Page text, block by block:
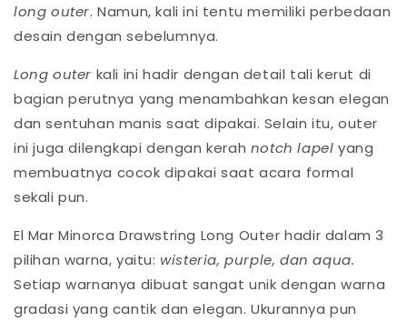
long outer. Namun, kali ini tentu memiliki perbedaan
desain dengan sebelumnya.
Long outer kali ini hadir dengan detail tali kerut di
bagian perutnya yang menambahkan kesan elegan
dan sentuhan manis saat dipakai. Selain itu, outer
ini juga dilengkapi dengan kerah notch lapelyang
membuatnya cocok dipakai saat acara formal
sekali pun.
El Mar Minorca Drawstring Long Outer hadir dalam 3
pilihan warna, yaitu: wisteria, purple, dan aqua.
Setiap warnanya dibuat sangat unik dengan warna
gradasi yang cantik dan elegan. Ukurannya pun